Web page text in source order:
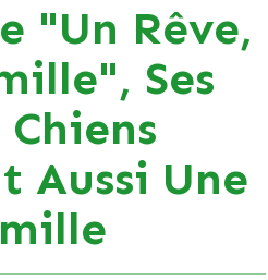
"Un Rêve,
Ses
Aussi Une